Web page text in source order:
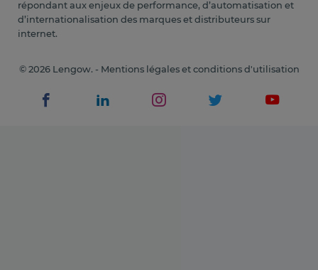
répondant aux enjeux de performance, d’automatisation et
d’internationalisation des marques et distributeurs sur
internet.
© 2026 Lengow. - Mentions légales et conditions d'utilisation